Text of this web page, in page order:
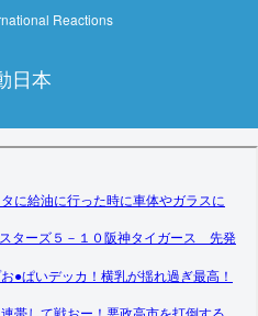
Reactions
日本